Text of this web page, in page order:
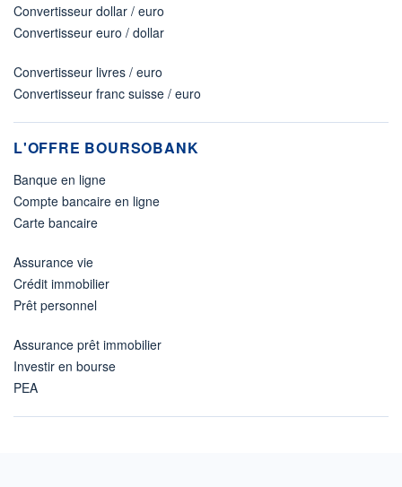
Convertisseur dollar / euro
Convertisseur euro / dollar
Convertisseur livres / euro
Convertisseur franc suisse / euro
L'OFFRE BOURSOBANK
Banque en ligne
Compte bancaire en ligne
Carte bancaire
Assurance vie
Crédit immobilier
Prêt personnel
Assurance prêt immobilier
Investir en bourse
PEA